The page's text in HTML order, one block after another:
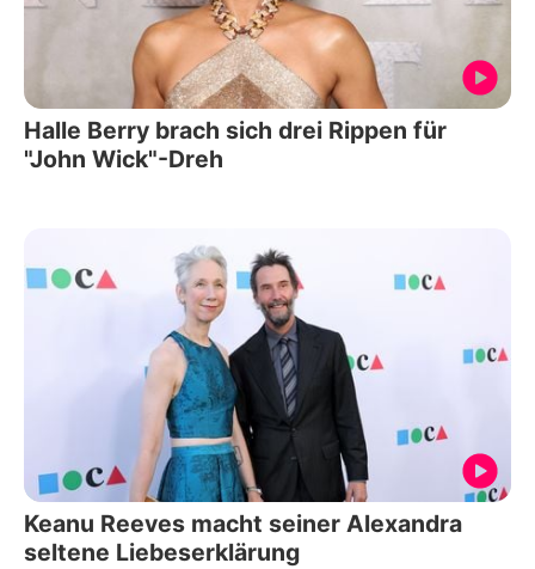
Halle Berry brach sich drei Rippen für
"John Wick"-Dreh
Keanu Reeves macht seiner Alexandra
seltene Liebeserklärung